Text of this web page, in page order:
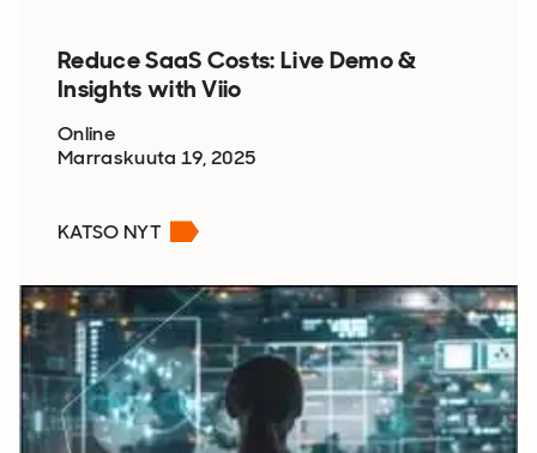
Reduce SaaS Costs: Live Demo &
Insights with Viio
Online
Marraskuuta 19, 2025
KATSO NYT